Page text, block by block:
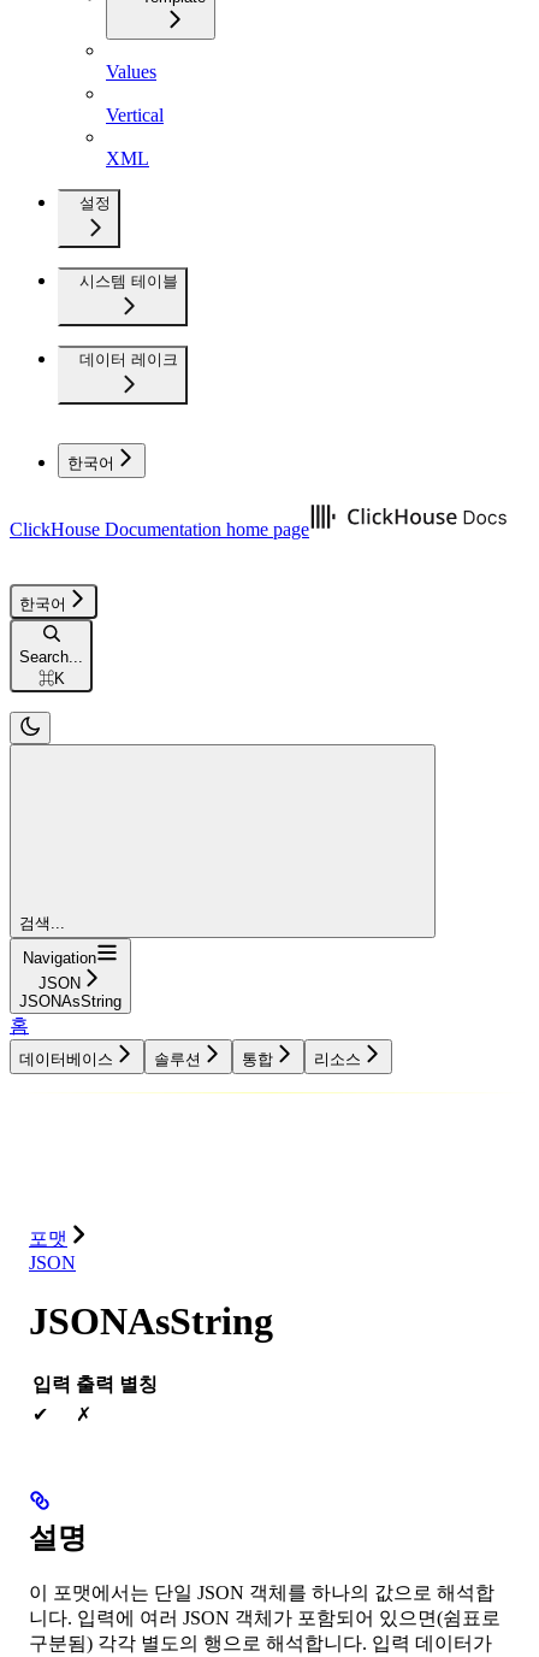
Values
Vertical
XML
설정
시스템 테이블
데이터 레이크
한국어
ClickHouse Documentation home page
한국어
Search...
⌘K
검색...
Navigation
JSON
JSONAsString
홈
데이터베이스 솔루션 통합 리소스
포맷
JSON
JSONAsString
입력 출력 별칭
✔
✗
설명
이 포맷에서는 단일 JSON 객체를 하나의 값으로 해석합
니다. 입력에 여러 JSON 객체가 포함되어 있으면(쉼표로
구분됨) 각각 별도의 행으로 해석합니다. 입력 데이터가